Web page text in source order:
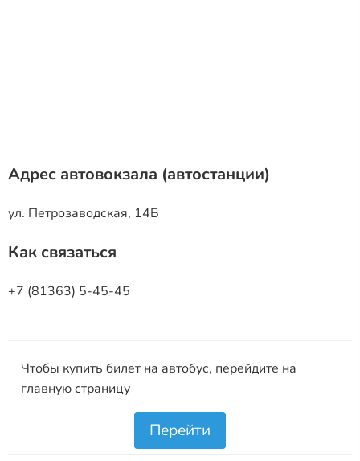
Адрес автовокзала (автостанции)
ул. Петрозаводская, 14Б
Как связаться
+7 (81363) 5-45-45
Чтобы купить билет на автобус, перейдите на
главную страницу
Перейти